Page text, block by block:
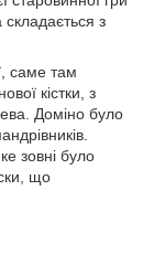
складається з
саме там
кістки, з
Доміно було
зовні було
що